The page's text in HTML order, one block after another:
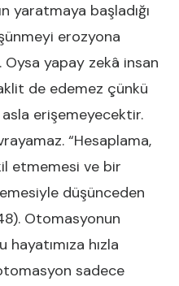
yaratmaya başladığı
erozyona
yapay zekâ insan
de edemez çünkü
erişemeyecektir.
“Hesaplama,
etmemesi ve bir
düşünceden
Otomasyonun
hızla
sadece